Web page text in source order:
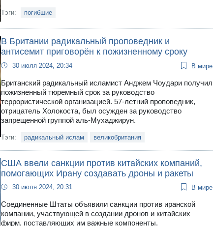
Тэги: погибшие
В Британии радикальный проповедник и
антисемит приговорён к пожизненному сроку
30 июля 2024, 20:34 В мире
Британский радикальный исламист Анджем Чоудари получил
пожизненный тюремный срок за руководство
террористической организацией. 57-летний проповедник,
отрицатель Холокоста, был осужден за руководство
запрещенной группой аль-Мухаджирун.
Тэги: радикальный ислам великобритания
США ввели санкции против китайских компаний,
помогающих Ирану создавать дроны и ракеты
30 июля 2024, 20:31 В мире
Соединенные Штаты объявили санкции против иранской
компании, участвующей в создании дронов и китайских
фирм, поставляющих им важные компоненты.